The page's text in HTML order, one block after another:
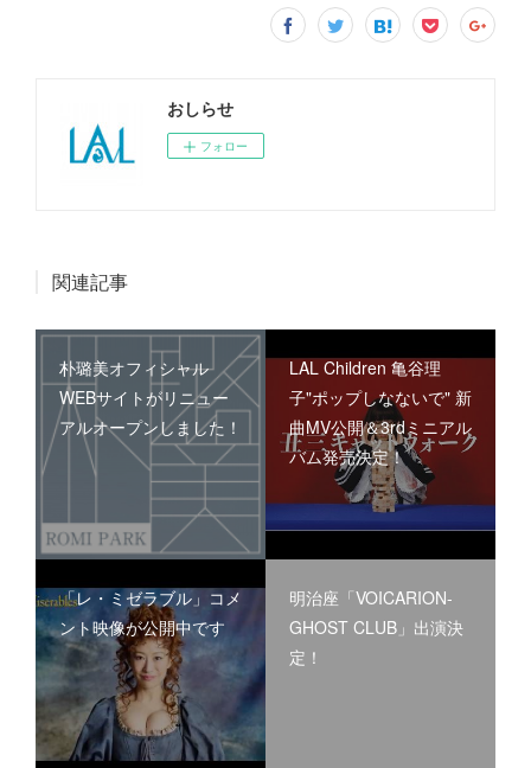
おしらせ
フォロー
関連記事
朴璐美オフィシャル
WEBサイトがリニュー
アルオープンしました！
LAL Children 亀谷理
子"ポップしなないで" 新
曲MV公開＆3rdミニアル
バム発売決定！
「レ・ミゼラブル」コメ
ント映像が公開中です
明治座「VOICARION-
GHOST CLUB」出演決
定！